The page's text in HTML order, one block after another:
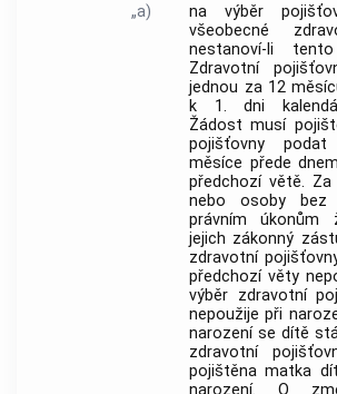
„a)
na výběr
všeobecné
nestanoví-li
Zdravotní
jednou za 12
k 1. dni
Žádost musí
pojišťovny
měsíce přede
předchozí větě.
nebo osoby bez
právním úkonům
jejich zákonný
zdravotní
předchozí věty
výběr zdravotní
nepoužije při
narození se dítě
zdravotní
pojištěna matka
narození. O